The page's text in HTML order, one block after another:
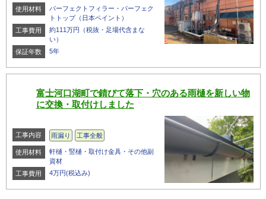
使用材料
パーフェクトフィラー・パーフェク
トトップ（日本ペイント）
工事費用
約111万円（税抜・足場代含まな
い）
保証年数
5年
富士河口湖町で錆びて落下・穴のある雨樋を新しい物
に交換・取付けしました
工事内容 雨漏り 工事全般
使用材料
軒樋・竪樋・取付け金具・その他副
資材
工事費用
4万円(税込み)